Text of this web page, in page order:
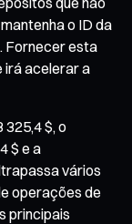
o ID da
Fornecer esta
irá acelerar a
325,4 $, o
$ e a
vários
operações de
principais